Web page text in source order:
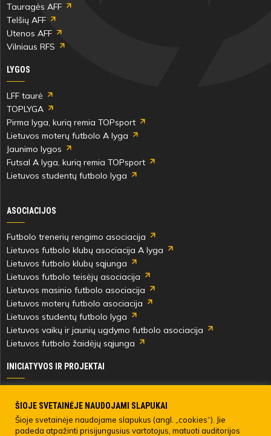
Tauragės AFF
Telšių AFF
Utenos AFF
Vilniaus RFS
LYGOS
LFF taurė
TOPLYGA
Pirma lyga, kurią remia TOPsport
Lietuvos moterų futbolo A lyga
Jaunimo lygos
Futsal A lyga, kurią remia TOPsport
Lietuvos studentų futbolo lyga
ASOCIACIJOS
Futbolo trenerių rengimo asociacija
Lietuvos futbolo klubų asociacija A lyga
Lietuvos futbolo klubų sąjunga
Lietuvos futbolo teisėjų asociacija
Lietuvos masinio futbolo asociacija
Lietuvos moterų futbolo asociacija
Lietuvos studentų futbolo lyga
Lietuvos vaikų ir jaunių ugdymo futbolo asociacija
Lietuvos futbolo žaidėjų sąjunga
INICIATYVOS IR PROJEKTAI
Paramos fondai
Medicinos centras
Live Your Goals
ŠIOJE SVETAINĖJE NAUDOJAMI SLAPUKAI
Šioje svetainėje naudojame slapukus (angl. „cookies“). Jie
padeda atpažinti prisijungusius vartotojus, matuoti auditorijos